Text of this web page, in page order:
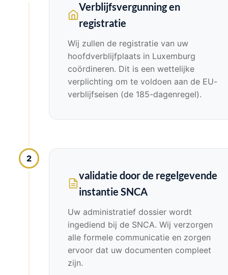
Verblijfsvergunning en
registratie
Wij zullen de registratie van uw
hoofdverblijfplaats in Luxemburg
coördineren. Dit is een wettelijke
verplichting om te voldoen aan de EU-
verblijfseisen (de 185-dagenregel).
2
validatie door de regelgevende
instantie SNCA
Uw administratief dossier wordt
ingediend bij de SNCA. Wij verzorgen
alle formele communicatie en zorgen
ervoor dat uw documenten compleet
zijn.